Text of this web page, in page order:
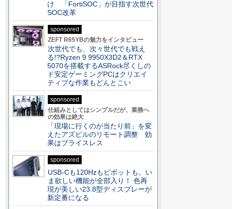
け 「FortiSOC」が目指す次世代
SOC改革
sponsored
ZEFT R65YBの魅力をインタビュー
次世代でも、次々世代でも戦え
る!?Ryzen 9 9950X3D2＆RTX
5070を搭載するASRock尽くしの
ド安定ゲーミングPCはクリエイ
ティブな作業もどんとこい
sponsored
仕組みとしてはシンプルだが、業務へ
の効果は絶大
「現場に行くのが当たり前」を変
えたアズビルのリモート調整 効
果はプライスレス
sponsored
USB-Cも120Hzもピボットも。い
ま欲しい機能が全部入り！ 色再
現が美しい23.8型ディスプレーが
新定番になる